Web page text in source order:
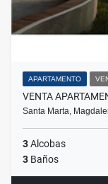
APARTAMENTO
VENTA
Santa Marta,
3Alcobas
3 Baños